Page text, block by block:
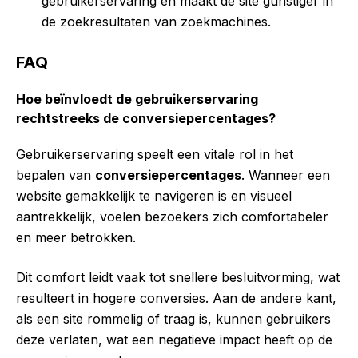
de zoekresultaten van zoekmachines.
FAQ
Hoe beïnvloedt de gebruikerservaring
rechtstreeks de conversiepercentages?
Gebruikerservaring speelt een vitale rol in het
bepalen van conversiepercentages. Wanneer een
website gemakkelijk te navigeren is en visueel
aantrekkelijk, voelen bezoekers zich comfortabeler
en meer betrokken.
Dit comfort leidt vaak tot snellere besluitvorming, wat
resulteert in hogere conversies. Aan de andere kant,
als een site rommelig of traag is, kunnen gebruikers
deze verlaten, wat een negatieve impact heeft op de